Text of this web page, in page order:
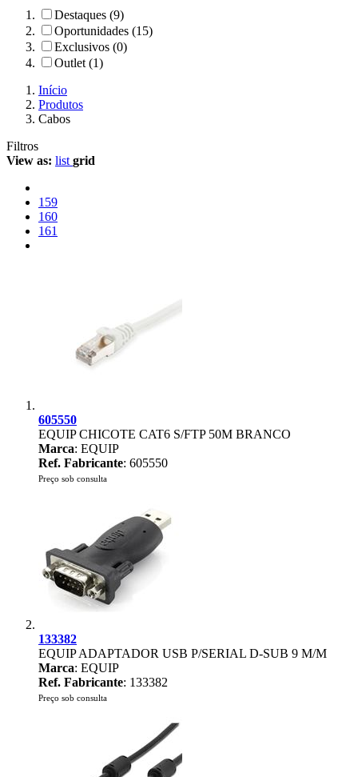
Destaques (9)
Oportunidades (15)
Exclusivos (0)
Outlet (1)
Início
Produtos
Cabos
Filtros
View as: list grid
159
160
161
605550
EQUIP CHICOTE CAT6 S/FTP 50M BRANCO
Marca: EQUIP
Ref. Fabricante: 605550
Preço sob consulta
133382
EQUIP ADAPTADOR USB P/SERIAL D-SUB 9 M/M
Marca: EQUIP
Ref. Fabricante: 133382
Preço sob consulta